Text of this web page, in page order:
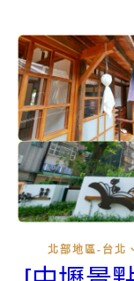
北部地區-台北